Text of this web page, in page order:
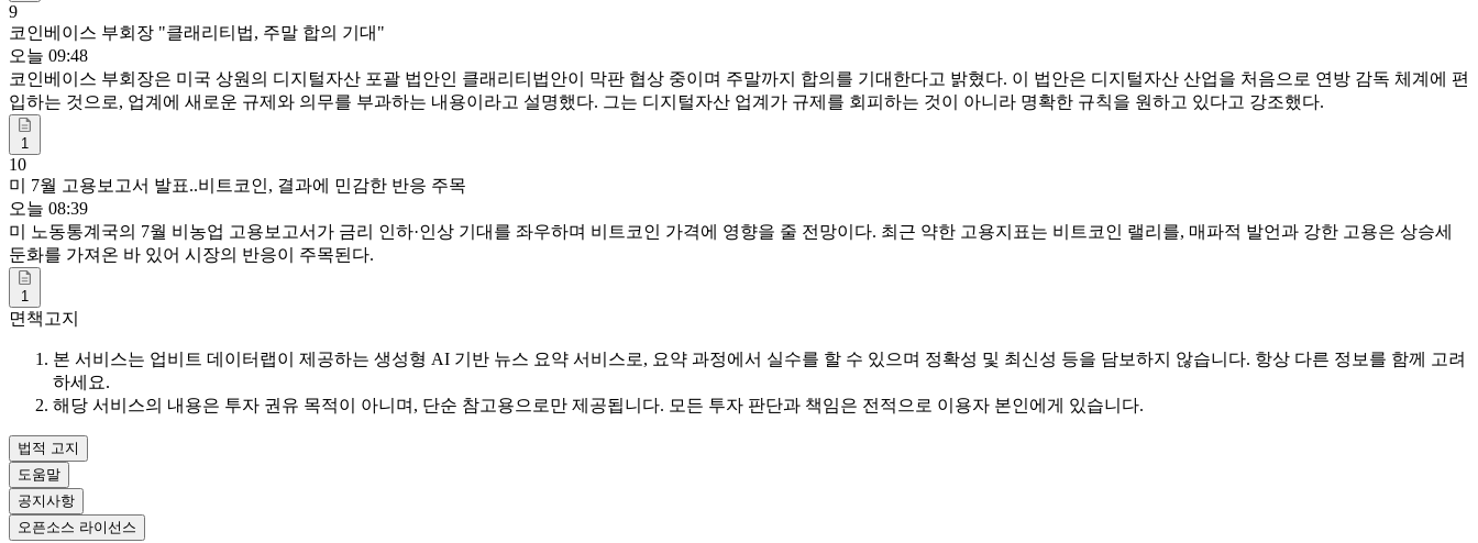
9
코인베이스 부회장 "클래리티법, 주말 합의 기대"
오늘 09:48
코인베이스 부회장은 미국 상원의 디지털자산 포괄 법안인 클래리티법안이 막판 협상 중이며 주말까지 합의를 기대한다고 밝혔다. 이 법안은 디지털자산 산업을 처음으로 연방 감독 체계에 편
입하는 것으로, 업계에 새로운 규제와 의무를 부과하는 내용이라고 설명했다. 그는 디지털자산 업계가 규제를 회피하는 것이 아니라 명확한 규칙을 원하고 있다고 강조했다.
1
10
미 7월 고용보고서 발표..비트코인, 결과에 민감한 반응 주목
오늘 08:39
미 노동통계국의 7월 비농업 고용보고서가 금리 인하·인상 기대를 좌우하며 비트코인 가격에 영향을 줄 전망이다. 최근 약한 고용지표는 비트코인 랠리를, 매파적 발언과 강한 고용은 상승세
둔화를 가져온 바 있어 시장의 반응이 주목된다.
1
면책고지
본 서비스는 업비트 데이터랩이 제공하는 생성형 AI 기반 뉴스 요약 서비스로, 요약 과정에서 실수를 할 수 있으며 정확성 및 최신성 등을 담보하지 않습니다. 항상 다른 정보를 함께 고려
하세요.
해당 서비스의 내용은 투자 권유 목적이 아니며, 단순 참고용으로만 제공됩니다. 모든 투자 판단과 책임은 전적으로 이용자 본인에게 있습니다.
법적 고지
도움말
공지사항
오픈소스 라이선스